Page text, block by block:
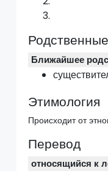
Ближайшее
Этимология
Происходит от
Перевод
относящийся к